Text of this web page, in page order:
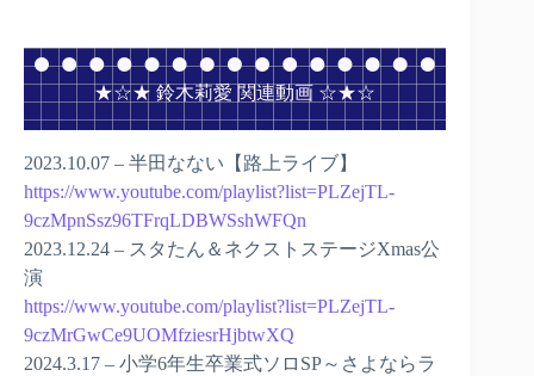
★☆★ 鈴木莉愛 関連動画 ☆★☆
2023.10.07 – 半田なない【路上ライブ】
https://www.youtube.com/playlist?list=PLZejTL-
9czMpnSsz96TFrqLDBWSshWFQn
2023.12.24 – スタたん＆ネクストステージXmas公
演
https://www.youtube.com/playlist?list=PLZejTL-
9czMrGwCe9UOMfziesrHjbtwXQ
2024.3.17 – 小学6年生卒業式ソロSP～さよならラ